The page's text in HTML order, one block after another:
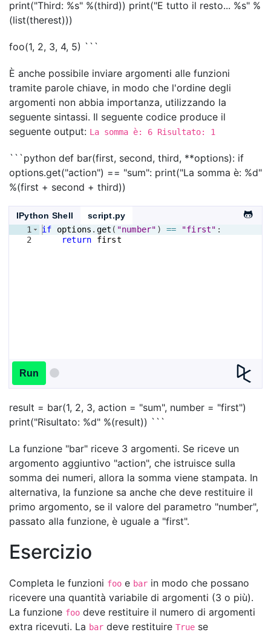
print("Third: %s" %(third)) print("E tutto il resto... %s" %
(list(therest)))
foo(1, 2, 3, 4, 5) ```
È anche possibile inviare argomenti alle funzioni
tramite parole chiave, in modo che l'ordine degli
argomenti non abbia importanza, utilizzando la
seguente sintassi. Il seguente codice produce il
seguente output: La somma è: 6 Risultato: 1
```python def bar(first, second, third, **options): if
options.get("action") == "sum": print("La somma è: %d"
%(first + second + third))
IPython Shell
script.py
1
2
if options . get ( "number" ) == "first" :
return
first
Run
result = bar(1, 2, 3, action = "sum", number = "first")
print("Risultato: %d" %(result)) ```
La funzione "bar" riceve 3 argomenti. Se riceve un
argomento aggiuntivo "action", che istruisce sulla
somma dei numeri, allora la somma viene stampata. In
alternativa, la funzione sa anche che deve restituire il
primo argomento, se il valore del parametro "number",
passato alla funzione, è uguale a "first".
Esercizio
Completa le funzioni foo e bar in modo che possano
ricevere una quantità variabile di argomenti (3 o più).
La funzione foo deve restituire il numero di argomenti
extra ricevuti. La bar deve restituire True se